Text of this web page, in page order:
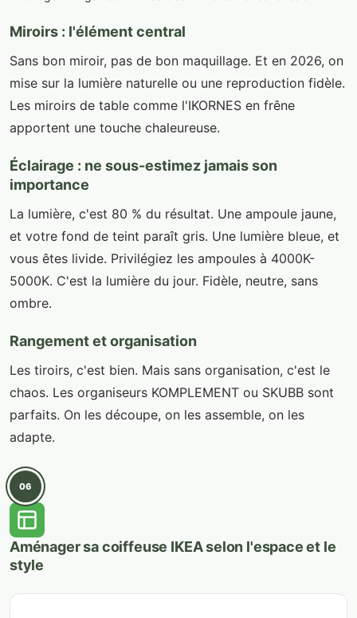
Miroirs : l'élément central
Sans bon miroir, pas de bon maquillage. Et en 2026, on
mise sur la lumière naturelle ou une reproduction fidèle.
Les miroirs de table comme l'IKORNES en frêne
apportent une touche chaleureuse.
Éclairage : ne sous-estimez jamais son
importance
La lumière, c'est 80 % du résultat. Une ampoule jaune,
et votre fond de teint paraît gris. Une lumière bleue, et
vous êtes livide. Privilégiez les ampoules à 4000K-
5000K. C'est la lumière du jour. Fidèle, neutre, sans
ombre.
Rangement et organisation
Les tiroirs, c'est bien. Mais sans organisation, c'est le
chaos. Les organiseurs KOMPLEMENT ou SKUBB sont
parfaits. On les découpe, on les assemble, on les
adapte.
06
Aménager sa coiffeuse IKEA selon l'espace et le
style